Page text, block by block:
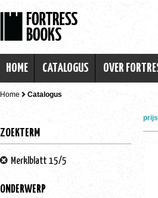
HOME CATALOGUS OVER
Home Catalogus
ZOEKTERM
Merklblatt 15/5
ONDERWERP
prijs